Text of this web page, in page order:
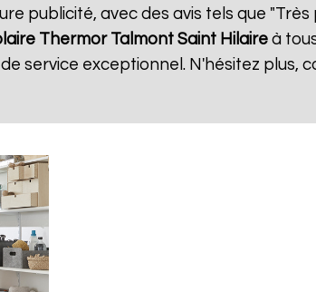
publicité, avec des avis tels que
Thermor Talmont Saint Hilaireà
service exceptionnel. N'hésitez plus,